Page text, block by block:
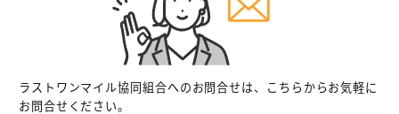
ラストワンマイル協同組合へのお問合せは、こちらからお気軽に
お問合せください。